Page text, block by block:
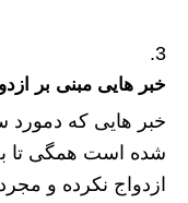
خبر هایی مبنی بر
خبر هایی که
شده است همگی تا
ازدواج نکرده و